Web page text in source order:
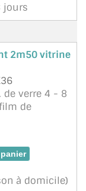
jours
2m50 vitrine
de verre 4 - 8
de
à domicile)